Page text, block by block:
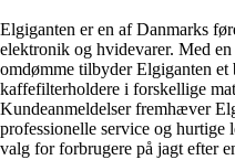
Elgiganten er en af Danmarks
elektronik og hvidevarer. Med
omdømme tilbyder Elgiganten
kaffefilterholdere i forskellige
Kundeanmeldelser fremhæver
professionelle service og
valg for forbrugere på jagt efter